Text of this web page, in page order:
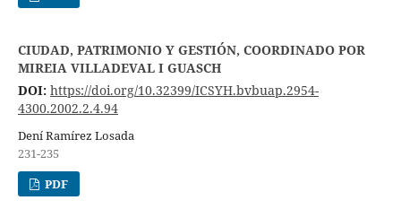
CIUDAD, PATRIMONIO Y GESTIÓN, COORDINADO POR
MIREIA VILLADEVAL I GUASCH
DOI: https://doi.org/10.32399/ICSYH.bvbuap.2954-
4300.2002.2.4.94
Dení Ramírez Losada
231-235
PDF